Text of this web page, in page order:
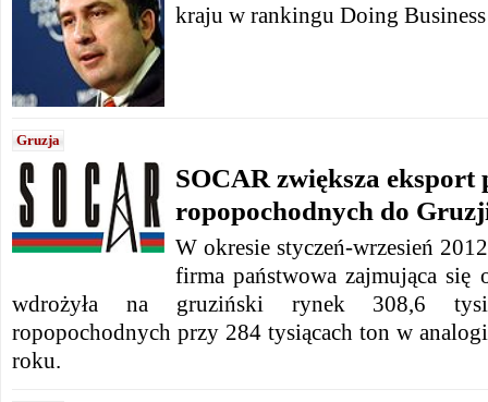
kraju w rankingu Doing
Gruzja
SOCAR zwiększa
ropopochodnych do
W okresie styczeń-wrzesień
firma państwowa zajmująca
wdrożyła na gruziński rynek 308,6
ropopochodnych przy 284 tysiącach ton w
roku.